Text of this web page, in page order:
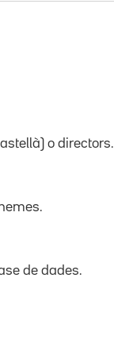
o directors.
de dades.